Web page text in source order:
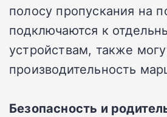
полосу пропускания на
подключаются к
устройствам, также
производительность
Безопасность и